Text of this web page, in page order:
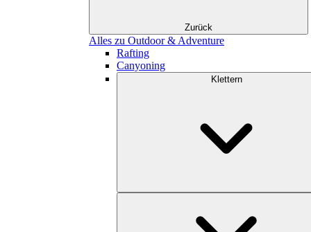
Zurück
Alles zu Outdoor & Adventure
Rafting
Canyoning
Klettern